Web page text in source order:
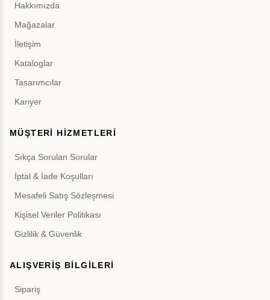
Hakkımızda
Mağazalar
İletişim
Kataloglar
Tasarımcılar
Kariyer
MÜŞTERİ HİZMETLERİ
Sıkça Sorulan Sorular
İptal & İade Koşulları
Mesafeli Satış Sözleşmesi
Kişisel Veriler Politikası
Gizlilik & Güvenlik
ALIŞVERİŞ BİLGİLERİ
Sipariş